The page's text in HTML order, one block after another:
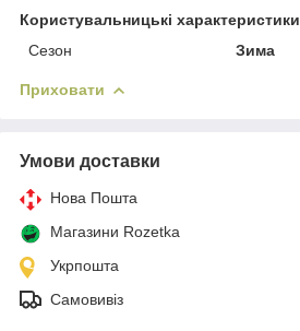
Користувальницькі характеристики
Сезон
Зима
Приховати
Умови доставки
Нова Пошта
Магазини Rozetka
Укрпошта
Самовивіз